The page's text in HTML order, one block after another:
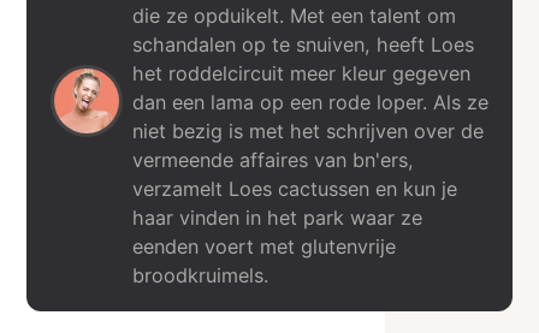
die ze opduikelt. Met een talent om
schandalen op te snuiven, heeft Loes
het roddelcircuit meer kleur gegeven
dan een lama op een rode loper. Als ze
niet bezig is met het schrijven over de
vermeende affaires van bn'ers,
verzamelt Loes cactussen en kun je
haar vinden in het park waar ze
eenden voert met glutenvrije
broodkruimels.